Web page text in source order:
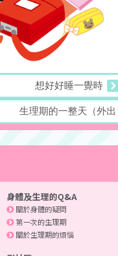
想好好睡一覺時
生理期的一整天（外出
身體及生理的Q&A
關於身體的疑問
第一次的生理期
關於生理期的煩惱